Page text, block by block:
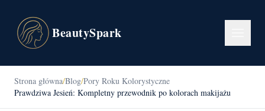
BeautySpark
Strona główna/Blog/Pory Roku Kolorystyczne
Prawdziwa Jesień: Kompletny przewodnik po kolorach makijażu